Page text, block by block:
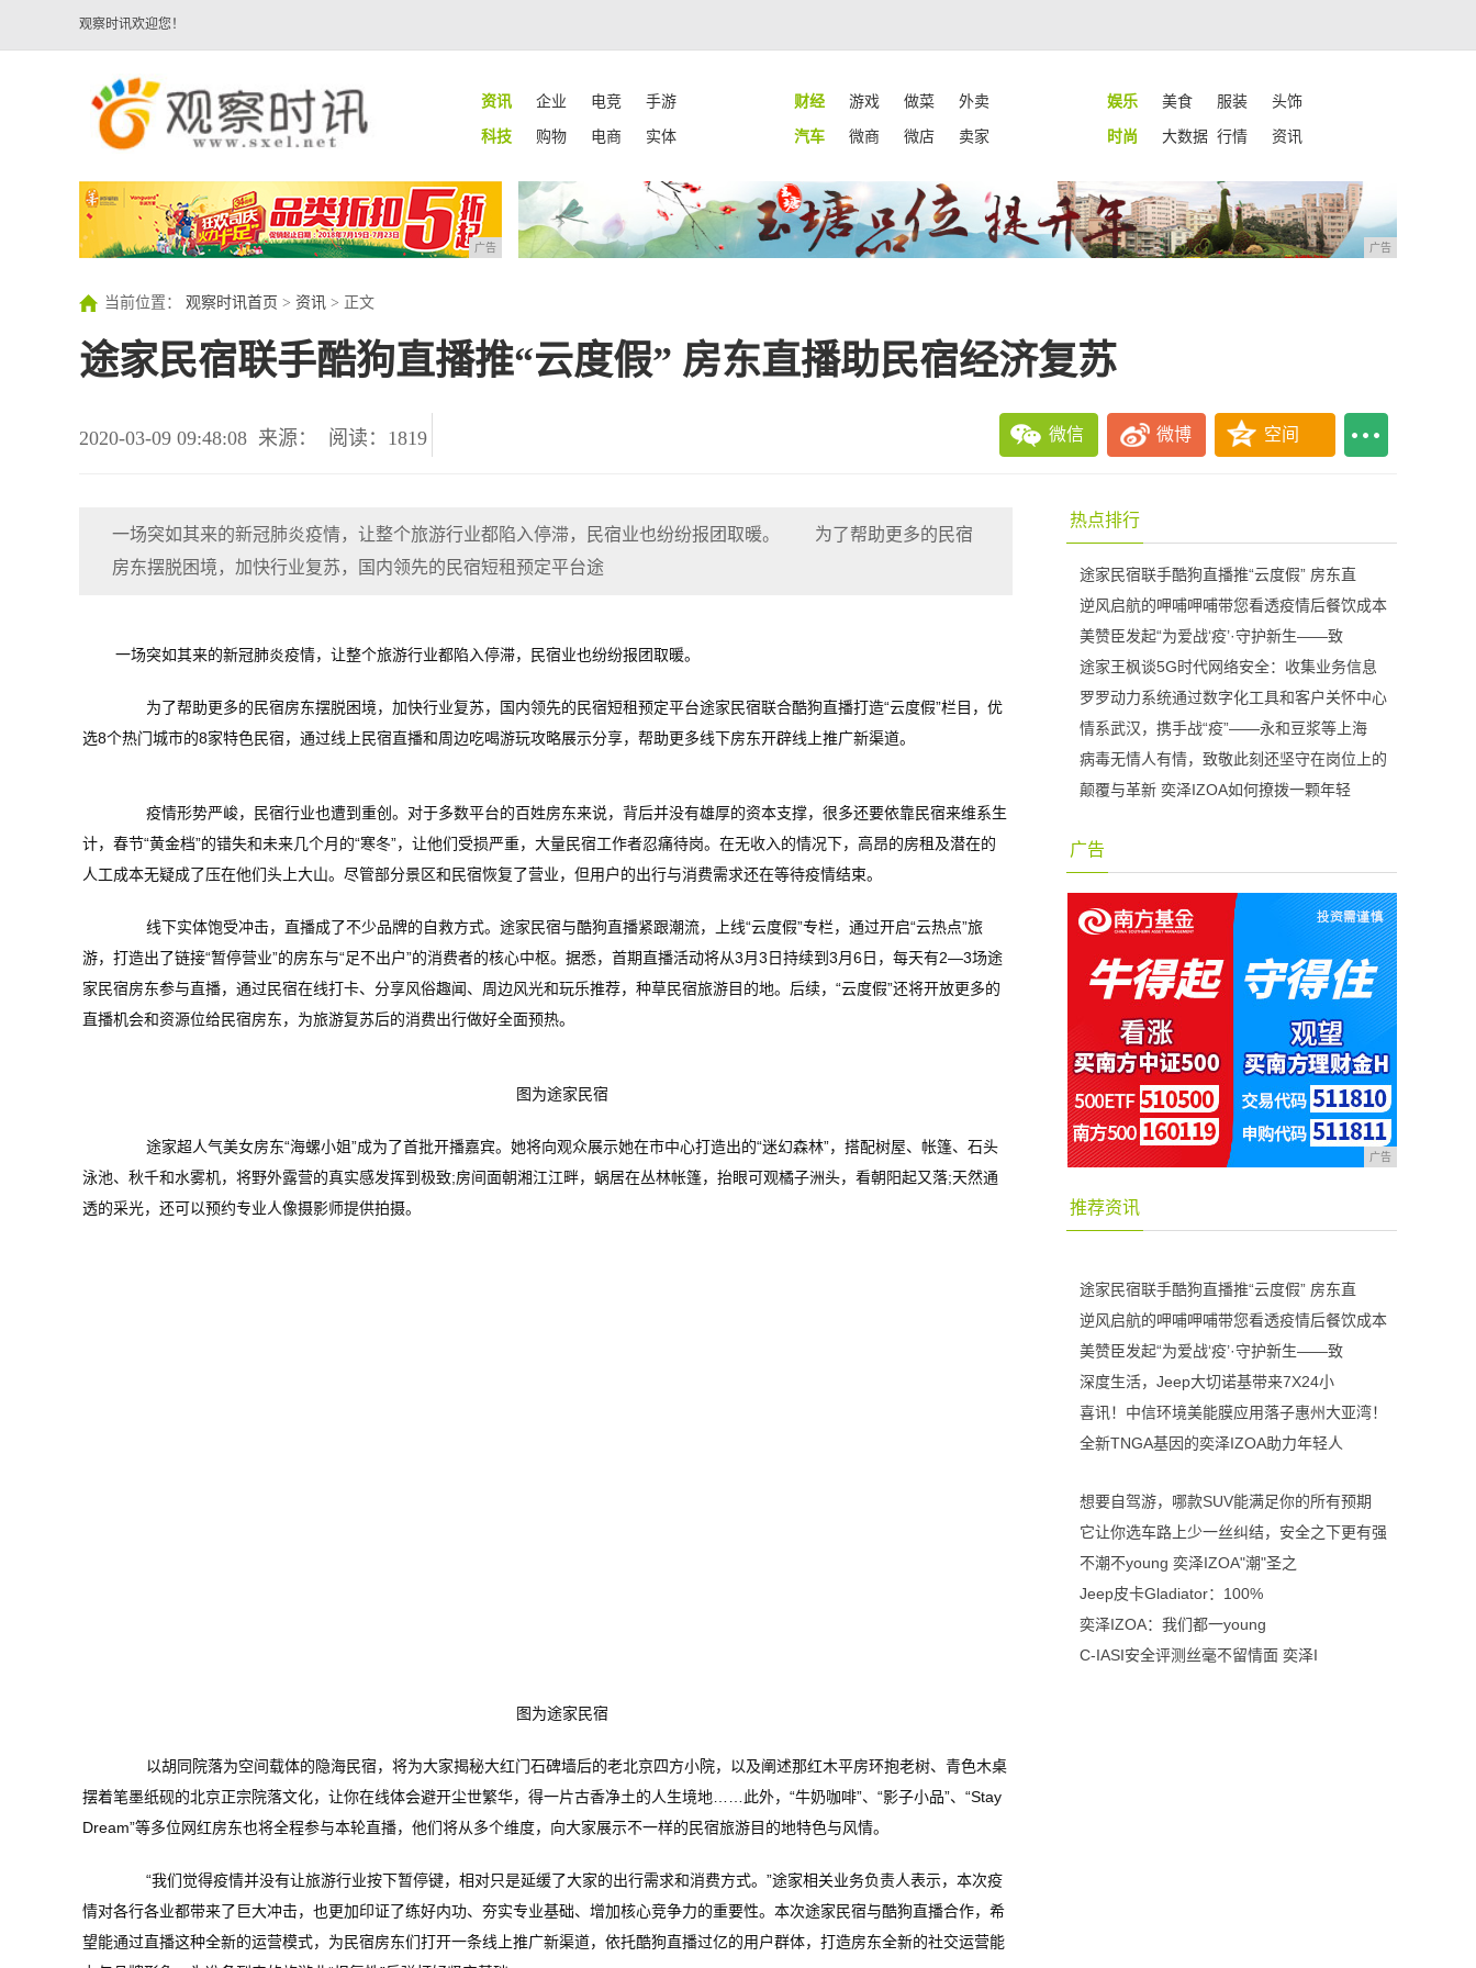
观察时讯欢迎您！
资讯 企业 电竞 手游 财经 游戏 做菜 外卖 娱乐 美食 服装
头饰
科技
购物 电商 实体 汽车 微商 微店 卖家 时尚 大数据 行情 资讯
广告 广告
当前位置： 观察时讯首页 > 资讯 > 正文
途家民宿联手酷狗直播推“云度假” 房东直播助民宿经济复苏
2020-03-09 09:48:08 来源： 阅读：1819 微信 微博 空间
一场突如其来的新冠肺炎疫情，让整个旅游行业都陷入停滞，民宿业也纷纷报团取暖。 为了帮助更多的民宿
房东摆脱困境，加快行业复苏，国内领先的民宿短租预定平台途
一场突如其来的新冠肺炎疫情，让整个旅游行业都陷入停滞，民宿业也纷纷报团取暖。
为了帮助更多的民宿房东摆脱困境，加快行业复苏，国内领先的民宿短租预定平台途家民宿联合酷狗直播打造“云度假”栏目，优
选8个热门城市的8家特色民宿，通过线上民宿直播和周边吃喝游玩攻略展示分享，帮助更多线下房东开辟线上推广新渠道。
疫情形势严峻，民宿行业也遭到重创。对于多数平台的百姓房东来说，背后并没有雄厚的资本支撑，很多还要依靠民宿来维系生
计，春节“黄金档”的错失和未来几个月的“寒冬”，让他们受损严重，大量民宿工作者忍痛待岗。在无收入的情况下，高昂的房租及潜在的
人工成本无疑成了压在他们头上大山。尽管部分景区和民宿恢复了营业，但用户的出行与消费需求还在等待疫情结束。
线下实体饱受冲击，直播成了不少品牌的自救方式。途家民宿与酷狗直播紧跟潮流，上线“云度假”专栏，通过开启“云热点”旅
游，打造出了链接“暂停营业”的房东与“足不出户”的消费者的核心中枢。据悉，首期直播活动将从3月3日持续到3月6日，每天有2—3场途
家民宿房东参与直播，通过民宿在线打卡、分享风俗趣闻、周边风光和玩乐推荐，种草民宿旅游目的地。后续，“云度假”还将开放更多的
直播机会和资源位给民宿房东，为旅游复苏后的消费出行做好全面预热。
图为途家民宿
途家超人气美女房东“海螺小姐”成为了首批开播嘉宾。她将向观众展示她在市中心打造出的“迷幻森林”，搭配树屋、帐篷、石头
泳池、秋千和水雾机，将野外露营的真实感发挥到极致;房间面朝湘江江畔，蜗居在丛林帐篷，抬眼可观橘子洲头，看朝阳起又落;天然通
透的采光，还可以预约专业人像摄影师提供拍摄。
图为途家民宿
以胡同院落为空间载体的隐海民宿，将为大家揭秘大红门石碑墙后的老北京四方小院，以及阐述那红木平房环抱老树、青色木桌
摆着笔墨纸砚的北京正宗院落文化，让你在线体会避开尘世繁华，得一片古香净土的人生境地……此外，“牛奶咖啡”、“影子小品”、“Stay
Dream”等多位网红房东也将全程参与本轮直播，他们将从多个维度，向大家展示不一样的民宿旅游目的地特色与风情。
“我们觉得疫情并没有让旅游行业按下暂停键，相对只是延缓了大家的出行需求和消费方式。”途家相关业务负责人表示，本次疫
情对各行各业都带来了巨大冲击，也更加印证了练好内功、夯实专业基础、增加核心竞争力的重要性。本次途家民宿与酷狗直播合作，希
望能通过直播这种全新的运营模式，为民宿房东们打开一条线上推广新渠道，依托酷狗直播过亿的用户群体，打造房东全新的社交运营能
热点排行
途家民宿联手酷狗直播推“云度假” 房东直
逆风启航的呷哺呷哺带您看透疫情后餐饮成本
美赞臣发起“为爱战‘疫’·守护新生——致
途家王枫谈5G时代网络安全：收集业务信息
罗罗动力系统通过数字化工具和客户关怀中心
情系武汉，携手战“疫”——永和豆浆等上海
病毒无情人有情，致敬此刻还坚守在岗位上的
颠覆与革新 奕泽IZOA如何撩拨一颗年轻
广告
广告
推荐资讯
途家民宿联手酷狗直播推“云度假” 房东直
逆风启航的呷哺呷哺带您看透疫情后餐饮成本
美赞臣发起“为爱战‘疫’·守护新生——致
深度生活，Jeep大切诺基带来7X24小
喜讯！中信环境美能膜应用落子惠州大亚湾！
全新TNGA基因的奕泽IZOA助力年轻人
想要自驾游，哪款SUV能满足你的所有预期
它让你选车路上少一丝纠结，安全之下更有强
不潮不young 奕泽IZOA"潮"圣之
Jeep皮卡Gladiator：100%
奕泽IZOA：我们都一young
C-IASI安全评测丝毫不留情面 奕泽I